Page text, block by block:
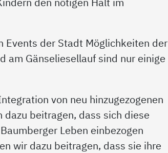
Events der Stadt Möglichkeiten der
am Gänseliesellauf sind nur einige
von neu hinzugezogenen
dazu beitragen, dass sich diese
Leben einbezogen
wir dazu beitragen, dass sie ihre